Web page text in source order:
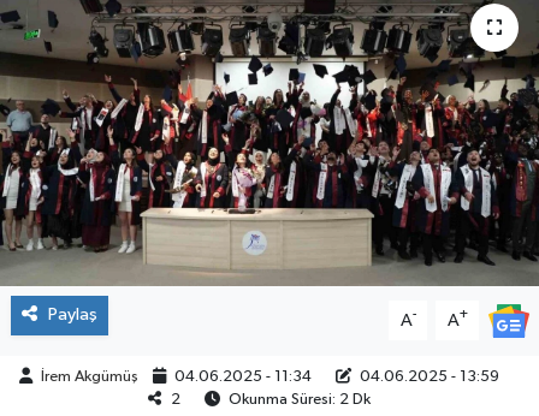
Paylaş A- A+
İrem Akgümüş 04.06.2025 - 11:34
04.06.2025 - 13:59
2
Okunma Süresi: 2 Dk
ÇEVRE
İLÇELER
RESMİ İLANLAR
KÜLTÜR
TURİZM